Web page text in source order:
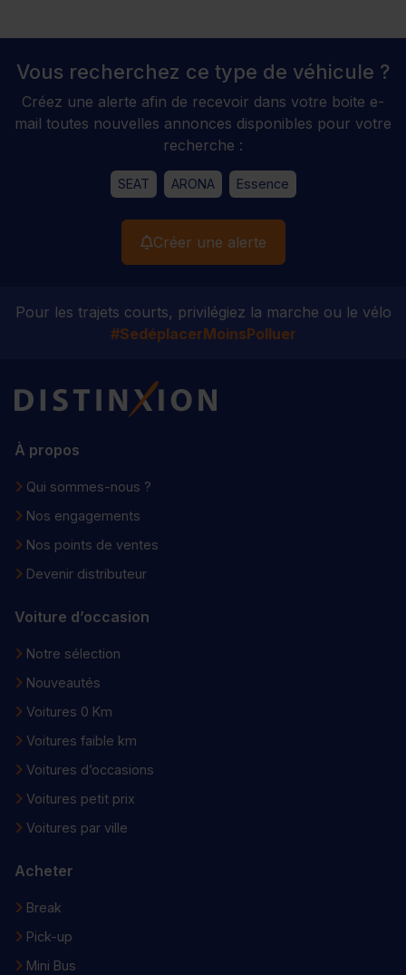
Vous recherchez ce type de véhicule ?
Créez une alerte afin de recevoir dans votre boite e-
mail toutes nouvelles annonces disponibles pour votre
recherche :
SEAT ARONA Essence
Créer une alerte
Pour les trajets courts, privilégiez la marche ou le vélo
#SedéplacerMoinsPolluer
Distinxion
À propos
Qui sommes-nous ?
Nos engagements
Nos points de ventes
Devenir distributeur
Voiture d’occasion
Notre sélection
Nouveautés
Voitures 0 Km
Voitures faible km
Voitures d’occasions
Voitures petit prix
Voitures par ville
Acheter
Break
Pick-up
Mini Bus